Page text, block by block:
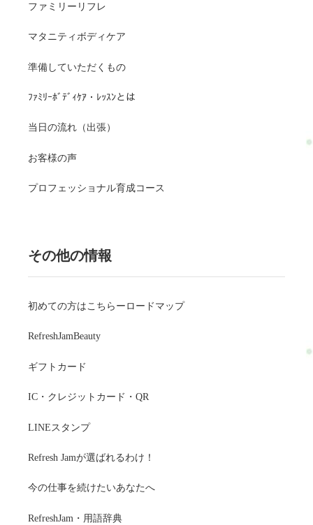
ファミリーリフレ
マタニティボディケア
準備していただくもの
ﾌｧﾐﾘｰﾎﾞﾃﾞｨｹｱ・ﾚｯｽﾝとは
当日の流れ（出張）
お客様の声
プロフェッショナル育成コース
その他の情報
初めての方はこちらーロードマップ
RefreshJamBeauty
ギフトカード
IC・クレジットカード・QR
LINEスタンプ
Refresh Jamが選ばれるわけ！
今の仕事を続けたいあなたへ
RefreshJam・用語辞典